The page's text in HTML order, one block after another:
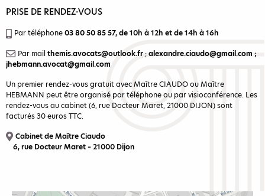
PRISE DE RENDEZ-VOUS
Par téléphone03 80 50 85 57, de 10h à 12h et de 14h à 16h
Par mailthemis.avocats@outlook.fr ;alexandre.ciaudo@gmail.com ;
jhebmann.avocat@gmail.com
Un premier rendez-vous gratuit avec Maître CIAUDO ou Maître
HEBMANN peut être organisé par téléphone ou par visioconférence. Les
rendez-vous au cabinet (6, rue Docteur Maret, 21000 DIJON) sont
facturés 30 euros TTC.
Cabinet de Maître Ciaudo
6, rue Docteur Maret – 21000 Dijon